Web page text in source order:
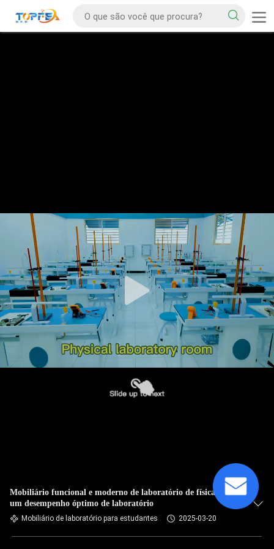
Mobiliário funcional e moderno de laboratório de física para
um desempenho óptimo de laboratório
Mobiliário de laboratório para estudantes 2025-03-20